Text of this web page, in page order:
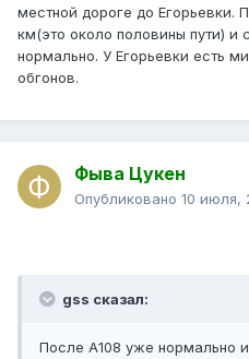
местной дороге до Егорьевки.
км(это около половины пути) и
нормально. У Егорьевки есть
обгонов.
Фыва Цукен
Опубликовано 10 июля,
gss сказал:
После А108 уже нормально